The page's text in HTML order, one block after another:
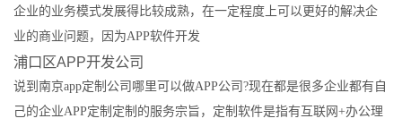
企业的业务模式发展得比较成熟，在一定程度上可以更好的解决企
业的商业问题，因为APP软件开发
浦口区APP开发公司
说到南京app定制公司哪里可以做APP公司?现在都是很多企业都有自
己的企业APP定制定制的服务宗旨，定制软件是指有互联网+办公理